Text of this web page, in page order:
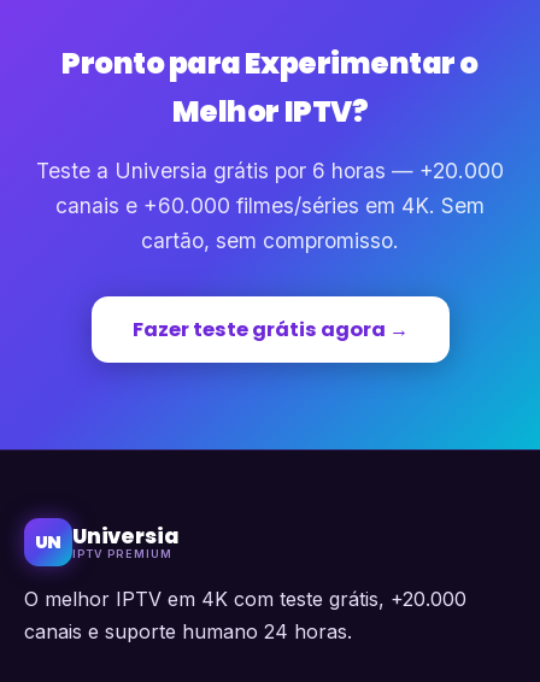
Pronto para Experimentar o
Melhor IPTV?
Teste a Universia grátis por 6 horas — +20.000
canais e +60.000 filmes/séries em 4K. Sem
cartão, sem compromisso.
Fazer teste grátis agora →
UN Universia
IPTV PREMIUM
O melhor IPTV em 4K com teste grátis, +20.000
canais e suporte humano 24 horas.